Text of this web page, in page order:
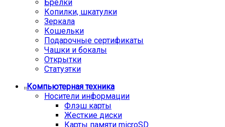
Брелки
Копилки, шкатулки
Зеркала
Кошельки
Подарочные сертификаты
Чашки и бокалы
Открытки
Статуэтки
Компьютерная техника
Носители информации
Флэш карты
Жесткие диски
Карты памяти microSD